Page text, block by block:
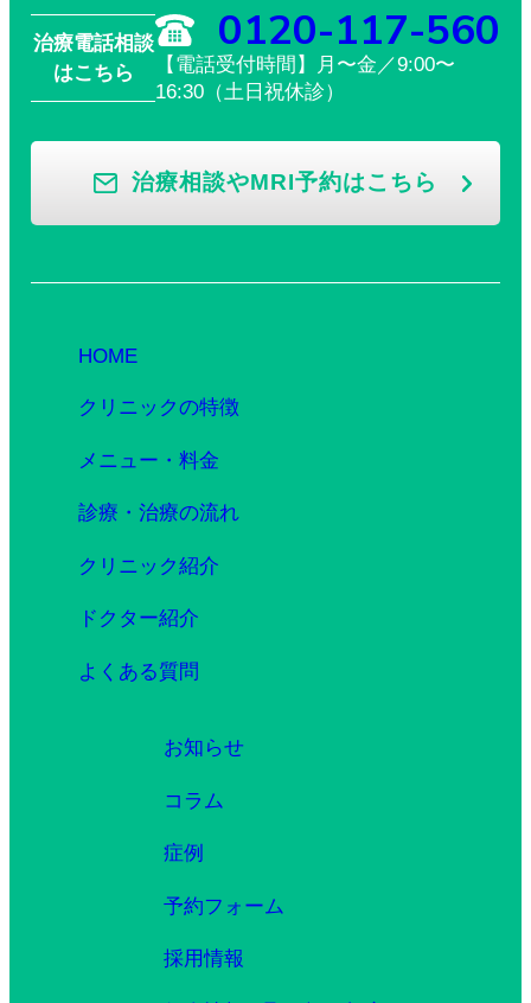
治療電話相談
はこちら
0120-117-560
【電話受付時間】月〜金／9:00〜
16:30（土日祝休診）
治療相談やMRI予約はこちら
HOME
クリニックの特徴
メニュー・料金
診療・治療の流れ
クリニック紹介
ドクター紹介
よくある質問
お知らせ
コラム
症例
予約フォーム
採用情報